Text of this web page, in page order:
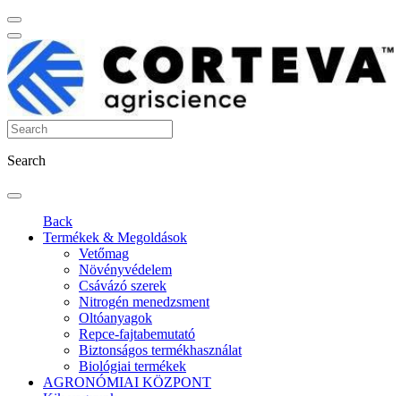
Search
Back
Termékek & Megoldások
Vetőmag
Növényvédelem
Csávázó szerek
Nitrogén menedzsment
Oltóanyagok
Repce-fajtabemutató
Biztonságos termékhasználat
Biológiai termékek
AGRONÓMIAI KÖZPONT